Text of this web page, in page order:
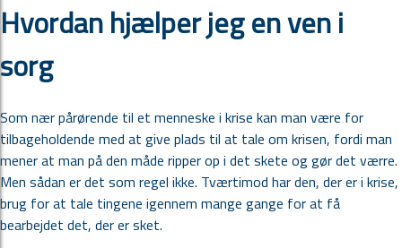
Hvordan hjælper jeg en ven i
sorg
Som nær pårørende til et menneske i krise kan man være for
tilbageholdende med at give plads til at tale om krisen, fordi man
mener at man på den måde ripper op i det skete og gør det værre.
Men sådan er det som regel ikke. Tværtimod har den, der er i krise,
brug for at tale tingene igennem mange gange for at få
bearbejdet det, der er sket.